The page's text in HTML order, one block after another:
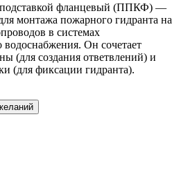
подставкой фланцевый (ППКФ) —
монтажа пожарного гидранта на
в системах
Он сочетает
(для создания ответвлений) и
(для фиксации гидранта).